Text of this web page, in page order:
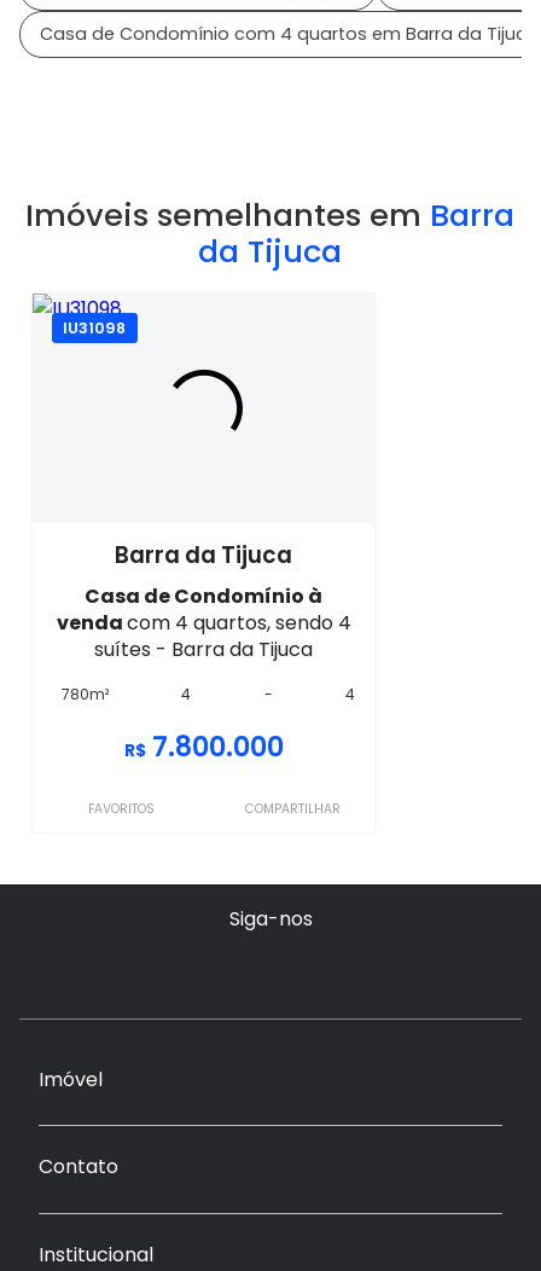
Casa de Condomínio com 4 quartos em Barra da Tijuca
Imóveis semelhantes em Barra
da Tijuca
IU31098
Barra da Tijuca
Casa de Condomínio à
vendacom 4 quartos, sendo 4
suítes - Barra da Tijuca
780m² 4 - 4
R$ 7.800.000
FAVORITOS COMPARTILHAR
Siga-nos
Imóvel
Contato
Institucional